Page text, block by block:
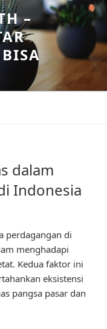
–
dalam
Indonesia
perdagangan di
menghadapi
Kedua faktor ini
eksistensi
pangsa pasar dan